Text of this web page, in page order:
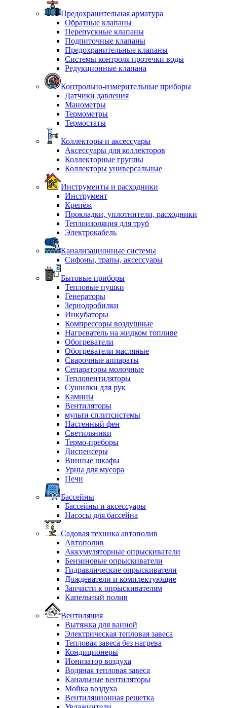
Предохранительная арматура
Обратные клапаны
Перепускные клапаны
Подпиточные клапаны
Предохранительные клапаны
Системы контроля протечки воды
Редукционные клапана
Контрольно-измерительные приборы
Датчики давления
Манометры
Термометры
Термостаты
Коллекторы и аксессуары
Аксессуары для коллекторов
Коллекторные группы
Коллекторы универсальные
Инструменты и расходники
Инструмент
Крепёж
Прокладки, уплотнители, расходники
Теплоизоляция для труб
Электрокабель
Канализационные системы
Сифоны, трапы, аксессуары
Бытовые приборы
Тепловые пушки
Генераторы
Зернодробилки
Инкубаторы
Компрессоры воздушные
Нагреватель на жидком топливе
Обогреватели
Обогреватели масляные
Сварочные аппараты
Сепараторы молочные
Тепловентиляторы
Сушилки для рук
Камины
Вентиляторы
мульти сплитсистемы
Настенный фен
Светильники
Термо-преборы
Диспенсеры
Винные шкафы
Урны для мусора
Печи
Бассейны
Бассейны и аксессуары
Насосы для бассейна
Садовая техника автополив
Автополив
Аккумуляторные опрыскиватели
Бензиновые опрыскиватели
Гидравлические опрыскиватели
Дождеватели и комплектующие
Запчасти к опрыскивателям
Капельный полив
Вентиляция
Вытяжка для ванной
Электрическая тепловая завеса
Тепловая завеса без нагрева
Кондиционеры
Ионизатор воздуха
Водяная тепловая завеса
Канальные вентиляторы
Мойка воздуха
Вентиляционная решетка